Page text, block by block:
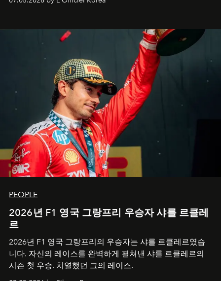
PEOPLE
2026년 F1 영국 그랑프리 우승자 샤를 르클레
르
2026년 F1 영국 그랑프리의 우승자는 샤를 르클레르였습
니다. 자신의 레이스를 완벽하게 펼쳐낸 샤를 르클레르의
시즌 첫 우승. 치열했던 그의 레이스.